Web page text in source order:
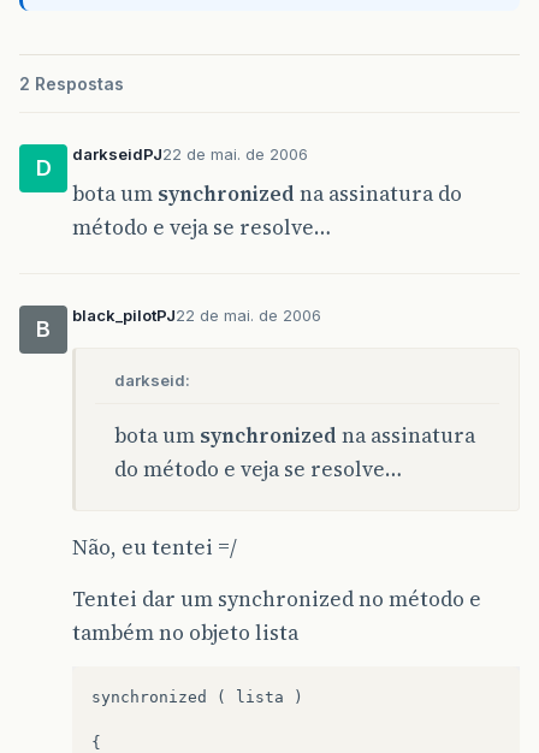
2 Respostas
D
darkseidPJ22 de mai. de 2006
bota um synchronized na assinatura do
método e veja se resolve…
B
black_pilotPJ22 de mai. de 2006
darkseid:
bota um synchronized na assinatura
do método e veja se resolve…
Não, eu tentei =/
Tentei dar um synchronized no método e
também no objeto lista
synchronized ( lista )
{